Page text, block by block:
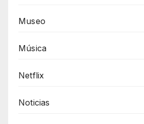
Museo
Música
Netflix
Noticias